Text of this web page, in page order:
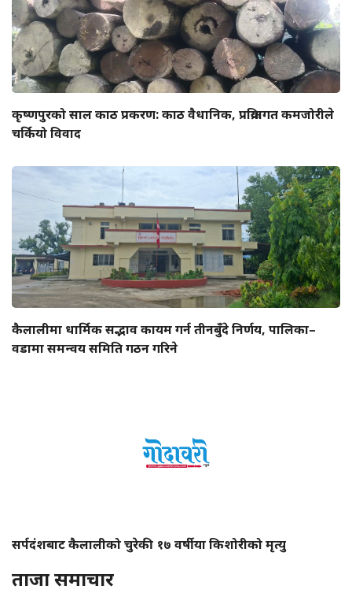
कृष्णपुरको साल काठ प्रकरण: काठ वैधानिक, प्रक्रियागत कमजोरीले
चर्कियो विवाद
कैलालीमा धार्मिक सद्भाव कायम गर्न तीनबुँदे निर्णय, पालिका–
वडामा समन्वय समिति गठन गरिने
सर्पदंशबाट कैलालीको चुरेकी १७ वर्षीया किशोरीको मृत्यु
ताजा समाचार